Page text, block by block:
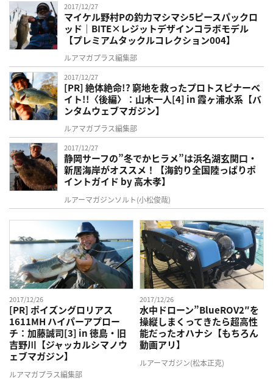
2017/12/27
マイケル野村Pの釣力マシマシ5ピースパックロ
ッド｜BITE×レジットデザインコラボモデル
【プレミアムタックルコレクション004】
ルアマガプラス編集部
2017/12/27
[PR] 絶体絶命!? 窮地を救ったプロトスピナーベ
イト!!〈後編〉：山木一人[4] in 霞ヶ浦水系【バ
ンタムウェブマガジン】
ルアマガプラス編集部
2017/12/27
静岡サーフの”冬でかヒラメ”は浜名湖玄関口・
新居海岸がオススメ！【海釣り全国陸っぱりポ
イントガイド by 高木孝】
ルアーマガジンソルト(小松俊哉)
2017/12/26
[PR] ポイズングロリアス
1611MH ハイパーアプロー
チ：加藤誠司[3] in 徳島・旧
吉野川【ジャッカルシマノウ
ェブマガジン】
ルアマガプラス編集部
2017/12/26
水中ドローン”BlueROV2″を
操縦しまくってきたら超高性
能だったオハナシ【もちろん
動画アリ】
ルアーマガジン(松本正克)